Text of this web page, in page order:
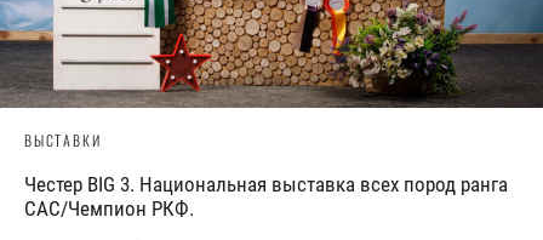
ВЫСТАВКИ
Честер BIG 3. Национальная выставка всех пород ранга
САС/Чемпион РКФ.